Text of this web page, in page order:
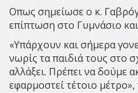
Οπως σημείωσε ο κ.
επίπτωση στο Γυμνάσιο
«Υπάρχουν και σήμερα
νωρίς τα παιδιά τους στο
αλλάξει. Πρέπει να δούμε
εφαρμοστεί τέτοιο